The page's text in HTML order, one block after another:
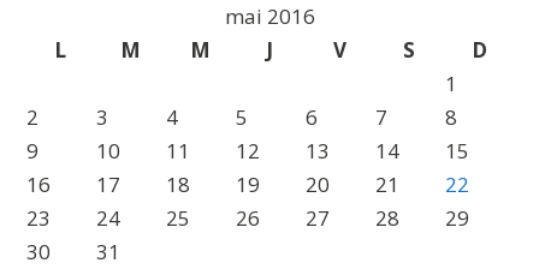
mai 2016
L
M M J V S
D
1
2
3 4 5 6 7
8
9
10 11 12 13 14
15
16
17 18 19 20 21
22
23
24 25 26 27 28
29
30
31